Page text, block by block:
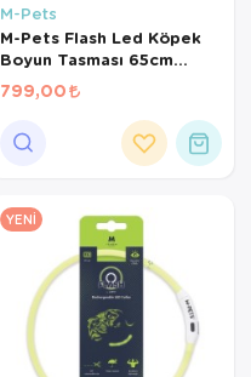
M-Pets
M-Pets Flash Led Köpek
Boyun Tasması 65cm
(Yeşil) [L]
799,00
YENI